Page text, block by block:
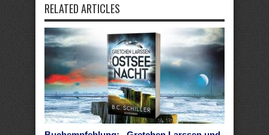
RELATED ARTICLES